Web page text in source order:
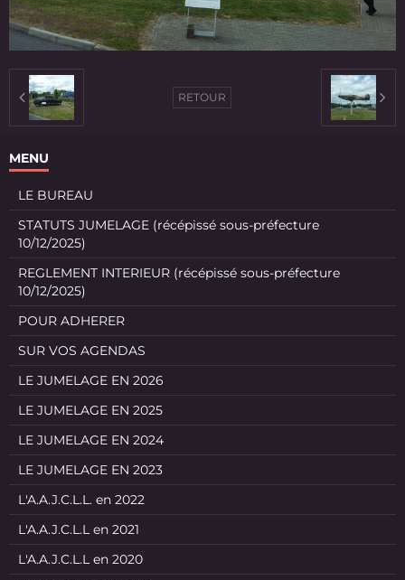
RETOUR
MENU
LE BUREAU
STATUTS JUMELAGE (récépissé sous-préfecture
10/12/2025)
REGLEMENT INTERIEUR (récépissé sous-préfecture
10/12/2025)
POUR ADHERER
SUR VOS AGENDAS
LE JUMELAGE EN 2026
LE JUMELAGE EN 2025
LE JUMELAGE EN 2024
LE JUMELAGE EN 2023
L'A.A.J.C.L.L. en 2022
L'A.A.J.C.L.L en 2021
L'A.A.J.C.L.L en 2020